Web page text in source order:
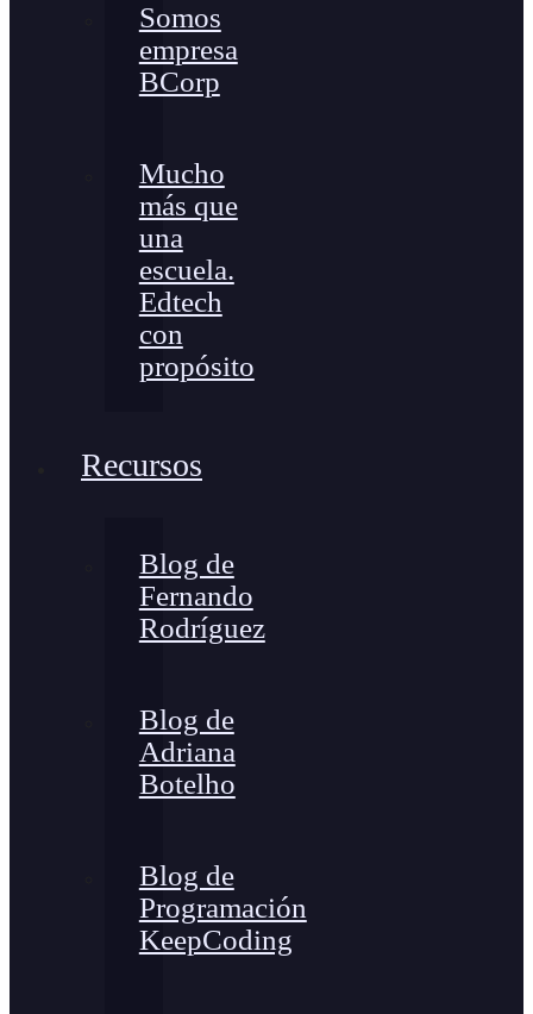
Somos
empresa
BCorp
Mucho
más que
una
escuela.
Edtech
con
propósito
Recursos
Blog de
Fernando
Rodríguez
Blog de
Adriana
Botelho
Blog de
Programación
KeepCoding